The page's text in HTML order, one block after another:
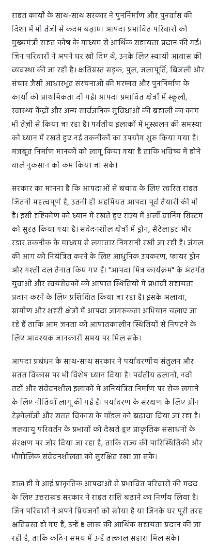
राहत कार्यों के साथ-साथ सरकार ने पुनर्निर्माण और पुनर्वास की
दिशा में भी तेजी से कदम बढ़ाए। आपदा प्रभावित परिवारों को
मुख्यमंत्री राहत कोष के माध्यम से आर्थिक सहायता प्रदान की गई।
जिन परिवारों ने अपने घर खो दिए थे, उनके लिए स्थायी आवास की
व्यवस्था की जा रही है। क्षतिग्रस्त सड़क, पुल, जलापूर्ति, बिजली और
संचार जैसी आधारभूत संरचनाओं की मरम्मत और पुनर्निर्माण के
कार्यों को प्राथमिकता दी गई। आपदा प्रभावित क्षेत्रों में स्कूलों,
स्वास्थ्य केंद्रों और अन्य सार्वजनिक सुविधाओं की बहाली का काम
भी तेज़ी से किया जा रहा है। पर्वतीय इलाकों में भूस्खलन की समस्या
को ध्यान में रखते हुए नई तकनीकों का उपयोग शुरू किया गया है।
मजबूत निर्माण मानकों को लागू किया गया है ताकि भविष्य में होने
वाले नुकसान को कम किया जा सके।
सरकार का मानना है कि आपदाओं से बचाव के लिए त्वरित राहत
जितनी महत्वपूर्ण है, उतनी ही अहमियत आपदा पूर्व तैयारी की भी
है। इसी दृष्टिकोण को ध्यान में रखते हुए राज्य में अर्ली वार्निंग सिस्टम
को सुदृढ़ किया गया है। संवेदनशील क्षेत्रों में ड्रोन, सैटेलाइट और
रडार तकनीक के माध्यम से लगातार निगरानी रखी जा रही है। जंगल
की आग को नियंत्रित करने के लिए आधुनिक उपकरण, फायर ड्रोन
और गश्ती दल तैनात किए गए हैं। "आपदा मित्र कार्यक्रम" के अंतर्गत
युवाओं और स्वयंसेवकों को आपात स्थितियों में प्रभावी सहायता
प्रदान करने के लिए प्रशिक्षित किया जा रहा है। इसके अलावा,
ग्रामीण और शहरी क्षेत्रों में आपदा जागरूकता अभियान चलाए जा
रहे हैं ताकि आम जनता को आपातकालीन स्थितियों से निपटने के
लिए आवश्यक जानकारी समय पर मिल सके।
आपदा प्रबंधन के साथ-साथ सरकार ने पर्यावरणीय संतुलन और
सतत विकास पर भी विशेष ध्यान दिया है। पर्वतीय ढलानों, नदी
तटों और संवेदनशील इलाकों में अनियंत्रित निर्माण पर रोक लगाने
के लिए नीतियाँ लागू की गई हैं। पर्यावरण के संरक्षण के लिए ग्रीन
टेक्नोलॉजी और सतत विकास के मॉडल को बढ़ावा दिया जा रहा है।
जलवायु परिवर्तन के प्रभावों को देखते हुए प्राकृतिक संसाधनों के
संरक्षण पर जोर दिया जा रहा है, ताकि राज्य की पारिस्थितिकी और
भौगोलिक संवेदनशीलता को सुरक्षित रखा जा सके।
हाल ही में आई प्राकृतिक आपदाओं से प्रभावित परिवारों की मदद
के लिए उत्तराखंड सरकार ने राहत राशि बढ़ाने का निर्णय लिया है।
जिन परिवारों ने अपने प्रियजनों को खोया है या जिनके घर पूरी तरह
क्षतिग्रस्त हो गए हैं, उन्हें ₹5 लाख की आर्थिक सहायता प्रदान की जा
रही है, ताकि कठिन समय में उन्हें तत्काल सहारा मिल सके।